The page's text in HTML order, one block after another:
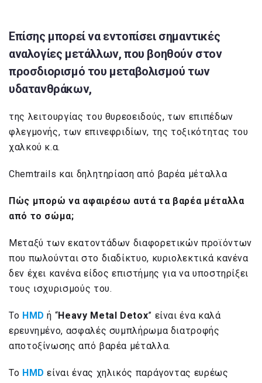
Επίσης μπορεί να εντοπίσει σημαντικές
αναλογίες μετάλλων, που βοηθούν στον
προσδιορισμό του μεταβολισμού των
υδατανθράκων,
της λειτουργίας του θυρεοειδούς, των επιπέδων
φλεγμονής, των επινεφριδίων, της τοξικότητας του
χαλκού κ.α.
Chemtrails και δηλητηρίαση από βαρέα μέταλλα
Πώς μπορώ να αφαιρέσω αυτά τα βαρέα μέταλλα
από το σώμα;
Μεταξύ των εκατοντάδων διαφορετικών προϊόντων
που πωλούνται στο διαδίκτυο, κυριολεκτικά κανένα
δεν έχει κανένα είδος επιστήμης για να υποστηρίξει
τους ισχυρισμούς του.
Το HMD ή “Heavy Metal Detox” είναι ένα καλά
ερευνημένο, ασφαλές συμπλήρωμα διατροφής
αποτοξίνωσης από βαρέα μέταλλα.
Το HMDείναι ένας χηλικός παράγοντας ευρέως